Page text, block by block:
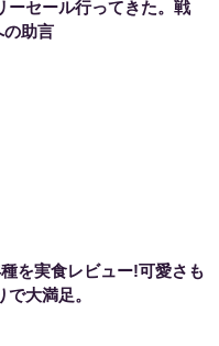
がやっていること、教え
ァーム ）
性が人生変えた実話
ァーム ）
ーセール行ってきた。戦
の助言
を実食レビュー!可愛さも
大満足。